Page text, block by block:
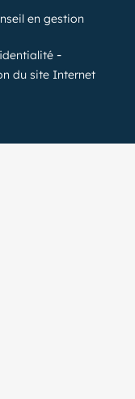
en gestion
du site Internet